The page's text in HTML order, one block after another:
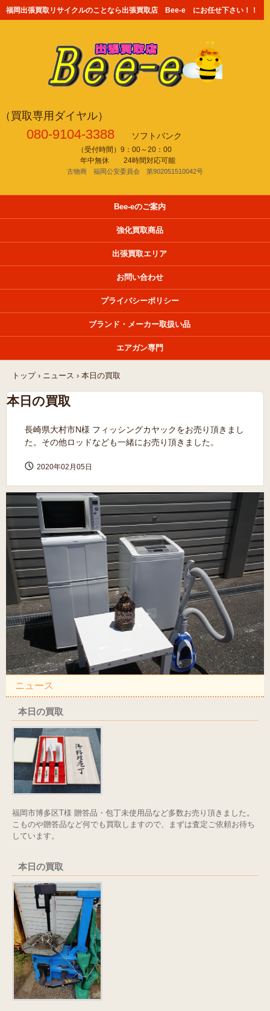
福岡出張買取リサイクルのことなら出張買取店 Bee-e にお任せ下さい！！
（買取専用ダイヤル）
080-9104-3388 ソフトバンク
（受付時間）9：00～20：00
年中無休 24時間対応可能
古物商 福岡公安委員会 第902051510042号
Bee-eのご案内
強化買取商品
出張買取エリア
お問い合わせ
プライバシーポリシー
ブランド・メーカー取扱い品
エアガン専門
トップ › ニュース › 本日の買取
本日の買取
長崎県大村市N様 フィッシングカヤックをお売り頂きまし
た。その他ロッドなども一緒にお売り頂きました。
2020年02月05日
ニュース
本日の買取
福岡市博多区T様 贈答品・包丁未使用品など多数お売り頂きました。
こものや贈答品など何でも買取しますので、まずは査定ご依頼お待ち
しています。
本日の買取